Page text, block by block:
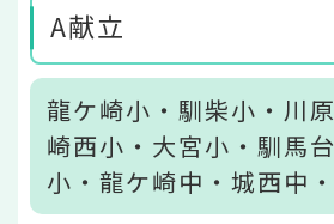
A献立
龍ケ崎小・馴柴小・川
崎西小・大宮小・馴馬
小・龍ケ崎中・城西中